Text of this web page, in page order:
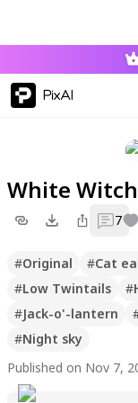
PixAI
White Witch
7
#Original #Cat
#Low Twintails #
#Jack-o'-lantern
#Night sky
Published on Nov 7,